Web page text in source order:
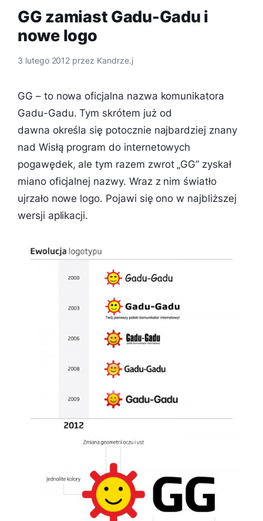
GG zamiast Gadu-Gadu i
nowe logo
3 lutego 2012 przez Kandrze.j
GG – to nowa oficjalna nazwa komunikatora
Gadu-Gadu. Tym skrótem już od
dawna określa się potocznie najbardziej znany
nad Wisłą program do internetowych
pogawędek, ale tym razem zwrot „GG” zyskał
miano oficjalnej nazwy. Wraz z nim światło
ujrzało nowe logo. Pojawi się ono w najbliższej
wersji aplikacji.